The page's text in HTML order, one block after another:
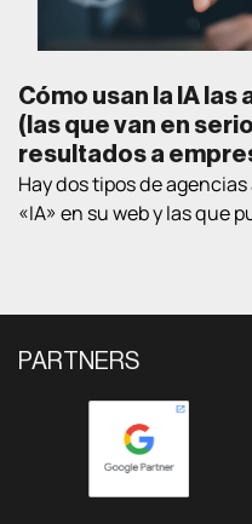
Cómo usan la IA
(las que van en
resultados a
Hay dos tipos de
«IA» en su web y las que
ejemplos […]
PARTNERS